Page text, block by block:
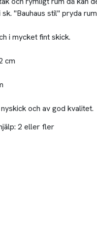
"Bauhaus stil" pryda
i mycket fint skick.
cm
och av god kvalitet.
2 eller fler